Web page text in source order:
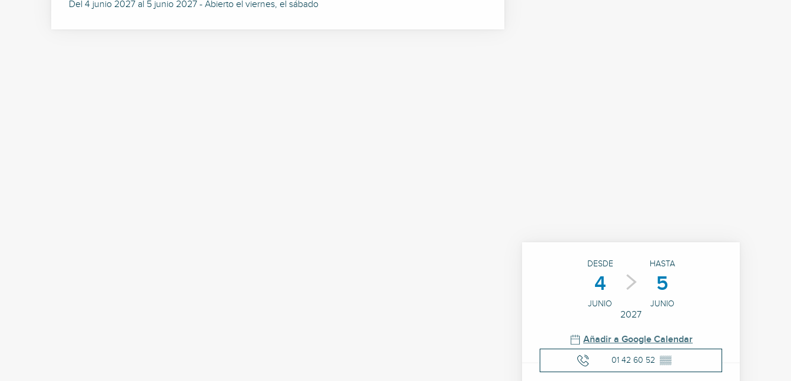
Horarios y datos de
DESDE
4
JUNIO
HASTA
5
JUNIO
2027
Añadir a Google Calendar
01 42 60 52 ▒▒
Del 4 junio 2027 al 5 junio 2027 - Abierto el viernes, el sábado